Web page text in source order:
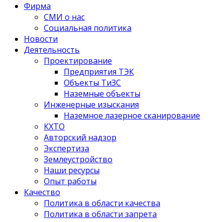
Фирма
СМИ о нас
Социальная политика
Новости
Деятельность
Проектирование
Предприятия ТЭК
Объекты ТиЗС
Наземные объекты
Инженерные изыскания
Наземное лазерное сканирование
КХТО
Авторский надзор
Экспертиза
Землеустройство
Наши ресурсы
Опыт работы
Качество
Политика в области качества
Политика в области запрета